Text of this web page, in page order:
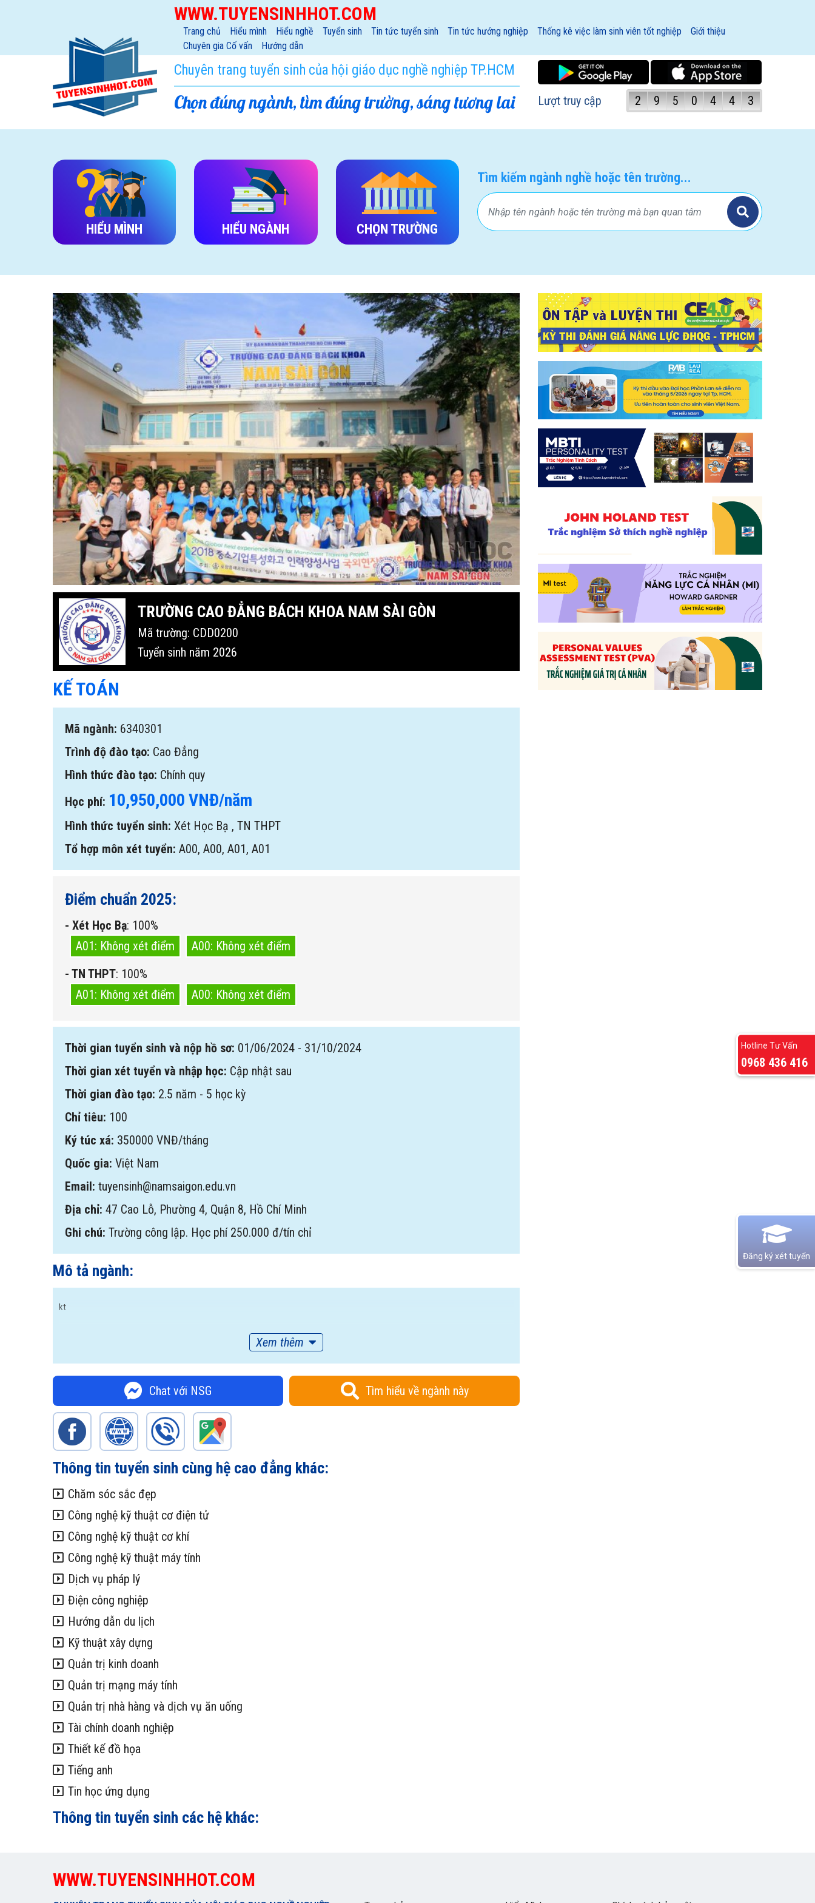
WWW.TUYENSINHHOT.COM
Trang chủ Hiểu mình Hiểu nghề Tuyển sinh Tin tức tuyển sinh Tin tức hướng nghiệp Thống kê việc làm sinh viên tốt nghiệp
Giới thiệu
Chuyên gia Cố vấn
Hướng dẫn
Chuyên trang tuyển sinh của hội giáo dục nghề nghiệp TP.HCM
Chọn đúng ngành, tìm đúng trường, sáng tương lai Lượt truy cập 2 9 5 0 4 4 3
Tìm kiếm ngành nghề hoặc tên trường...
HIỂU MÌNH HIỂU NGÀNH CHỌN TRƯỜNG
TRƯỜNG CAO ĐẲNG BÁCH KHOA NAM SÀI GÒN
Mã trường: CDD0200
Tuyển sinh năm 2026
KẾ TOÁN
Mã ngành: 6340301
Trình độ đào tạo: Cao Đẳng
Hình thức đào tạo: Chính quy
Học phí: 10,950,000 VNĐ/năm
Hình thức tuyển sinh: Xét Học Bạ , TN THPT
Tổ hợp môn xét tuyển: A00, A00, A01, A01
Điểm chuẩn 2025:
- Xét Học Bạ: 100%
A01: Không xét điểm
A00: Không xét điểm
- TN THPT: 100%
A01: Không xét điểm
A00: Không xét điểm
Thời gian tuyển sinh và nộp hồ sơ: 01/06/2024 - 31/10/2024
Thời gian xét tuyển và nhập học: Cập nhật sau
Thời gian đào tạo: 2.5 năm - 5 học kỳ
Chỉ tiêu: 100
Ký túc xá: 350000 VNĐ/tháng
Quốc gia: Việt Nam
Email: tuyensinh@namsaigon.edu.vn
Địa chỉ: 47 Cao Lỗ, Phường 4, Quận 8, Hồ Chí Minh
Ghi chú: Trường công lập. Học phí 250.000 đ/tín chỉ
Mô tả ngành:
kt
Xem thêm
Chat với NSG Tìm hiểu về ngành này
Thông tin tuyển sinh cùng hệ cao đẳng khác:
Chăm sóc sắc đẹp
Công nghệ kỹ thuật cơ điện tử
Công nghệ kỹ thuật cơ khí
Công nghệ kỹ thuật máy tính
Dịch vụ pháp lý
Điện công nghiệp
Hướng dẫn du lịch
Kỹ thuật xây dựng
Quản trị kinh doanh
Quản trị mạng máy tính
Quản trị nhà hàng và dịch vụ ăn uống
Tài chính doanh nghiệp
Thiết kế đồ họa
Tiếng anh
Tin học ứng dụng
Thông tin tuyển sinh các hệ khác:
Đăng ký xét tuyển
WWW.TUYENSINHHOT.COM
Hotline Tư Vấn
0968 436 416